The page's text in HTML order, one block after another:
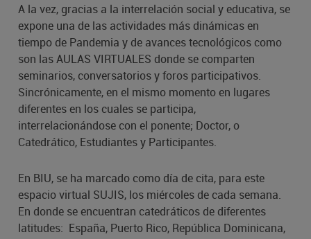
A la vez, gracias a la interrelación social y educativa, se
expone una de las actividades más dinámicas en
tiempo de Pandemia y de avances tecnológicos como
son las AULAS VIRTUALES donde se comparten
seminarios, conversatorios y foros participativos.
Sincrónicamente, en el mismo momento en lugares
diferentes en los cuales se participa,
interrelacionándose con el ponente; Doctor, o
Catedrático, Estudiantes y Participantes.
En BIU, se ha marcado como día de cita, para este
espacio virtual SUJIS, los miércoles de cada semana.
En donde se encuentran catedráticos de diferentes
latitudes: España, Puerto Rico, República Dominicana,